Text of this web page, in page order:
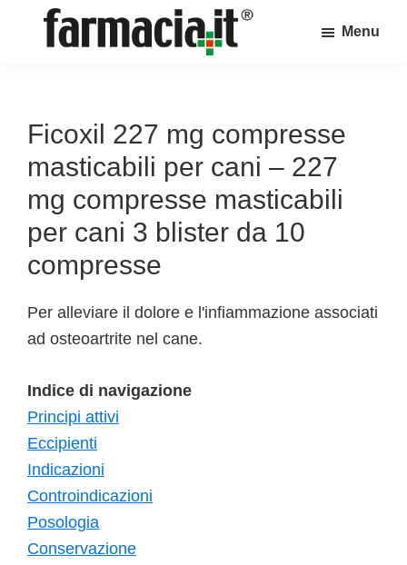
sul
mondo
della
farmacia
online
Menu
Ficoxil 227 mg compresse
masticabili per cani – 227
mg compresse masticabili
per cani 3 blister da 10
compresse
Per alleviare il dolore e l'infiammazione associati
ad osteoartrite nel cane.
Indice di navigazione
Principi attivi
Eccipienti
Indicazioni
Controindicazioni
Posologia
Conservazione